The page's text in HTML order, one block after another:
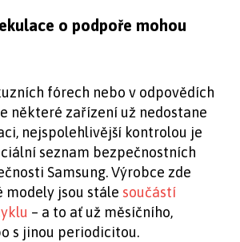
o podpoře mohou
fórech nebo v odpovědích
některé zařízení už nedostane
nejspolehlivější kontrolou je
seznam bezpečnostních
Samsung. Výrobce zde
modely jsou stále součástí
– a to ať už měsíčního,
s jinou periodicitou.